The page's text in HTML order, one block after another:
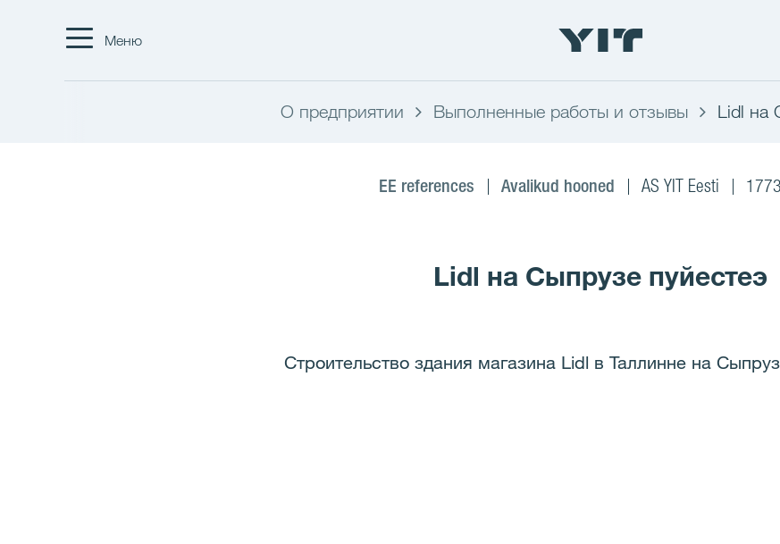
Меню
О предприятии Выполненные работы и отзывы Lidl на
EE references Avalikud hooned AS YIT Eesti
Lidl на Сыпрузе пуйестеэ
Строительство здания магазина Lidl в Таллинне на